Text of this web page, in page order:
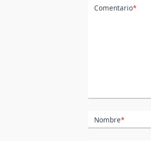
Comentario*
Nombre*